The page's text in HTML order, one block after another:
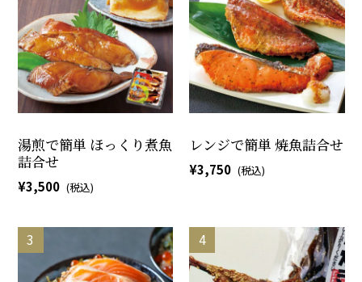
湯煎で簡単 ほっくり煮魚
詰合せ
3,500
レンジで簡単 焼魚詰合せ
3,750